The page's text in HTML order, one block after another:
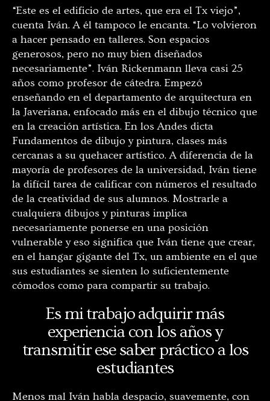
“Este es el edificio de artes, que era el Tx viejo”,
cuenta Iván. A él tampoco le encanta. “Lo volvieron
a hacer pensado en talleres. Son espacios
generosos, pero no muy bien diseñados
necesariamente”. Iván Rickenmann lleva casi 25
años como profesor de cátedra. Empezó
enseñando en el departamento de arquitectura en
la Javeriana, enfocado más en el dibujo técnico que
en la creación artística. En los Andes dicta
Fundamentos de dibujo y pintura, clases más
cercanas a su quehacer artístico. A diferencia de la
mayoría de profesores de la universidad, Iván tiene
la difícil tarea de calificar con números el resultado
de la creatividad de sus alumnos. Mostrarle a
cualquiera dibujos y pinturas implica
necesariamente ponerse en una posición
vulnerable y eso significa que Iván tiene que crear,
en el hangar gigante del Tx, un ambiente en el que
sus estudiantes se sienten lo suficientemente
cómodos como para compartir su trabajo.
Es mi trabajo adquirir más
experiencia con los años y
transmitir ese saber práctico a los
estudiantes
Menos mal Iván habla despacio, suavemente, con